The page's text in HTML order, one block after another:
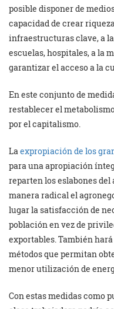
posible disponer de
capacidad de crear
infraestructuras clave, a
escuelas, hospitales, a la
garantizar el acceso a la
En este conjunto de
restablecer el
por el capitalismo.
La expropiación de los
para una apropiación
reparten los eslabones
manera radical el
lugar la satisfacción de
población en vez de
exportables. También
métodos que permitan
menor utilización de
Con estas medidas como